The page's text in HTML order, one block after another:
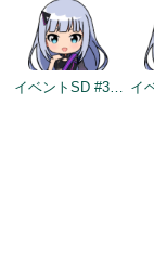
イベントSD #354 イ